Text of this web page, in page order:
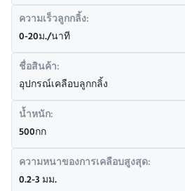
ความเร็วลูกกลิ้ง:
0-20ม./นาที
ชื่อสินค้า:
อุปกรณ์เคลือบลูกกลิ้ง
น้ำหนัก:
500กก
ความหนาของการเคลือบสูงสุด:
0.2-3 มม.